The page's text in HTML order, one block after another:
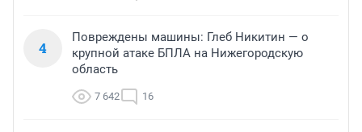
4
Повреждены машины: Глеб Никитин — о
крупной атаке БПЛА на Нижегородскую
область
7 642 16